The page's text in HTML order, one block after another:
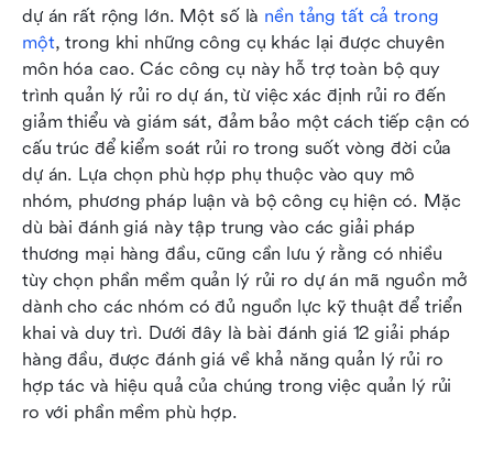
dự án rất rộng lớn. Một số là nền tảng tất cả trong
một, trong khi những công cụ khác lại được chuyên
môn hóa cao. Các công cụ này hỗ trợ toàn bộ quy
trình quản lý rủi ro dự án, từ việc xác định rủi ro đến
giảm thiểu và giám sát, đảm bảo một cách tiếp cận có
cấu trúc để kiểm soát rủi ro trong suốt vòng đời của
dự án. Lựa chọn phù hợp phụ thuộc vào quy mô
nhóm, phương pháp luận và bộ công cụ hiện có. Mặc
dù bài đánh giá này tập trung vào các giải pháp
thương mại hàng đầu, cũng cần lưu ý rằng có nhiều
tùy chọn phần mềm quản lý rủi ro dự án mã nguồn mở
dành cho các nhóm có đủ nguồn lực kỹ thuật để triển
khai và duy trì. Dưới đây là bài đánh giá 12 giải pháp
hàng đầu, được đánh giá về khả năng quản lý rủi ro
hợp tác và hiệu quả của chúng trong việc quản lý rủi
ro với phần mềm phù hợp.